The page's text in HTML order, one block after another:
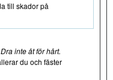
till skador på
Dra inte åt för hårt.
du och fäster